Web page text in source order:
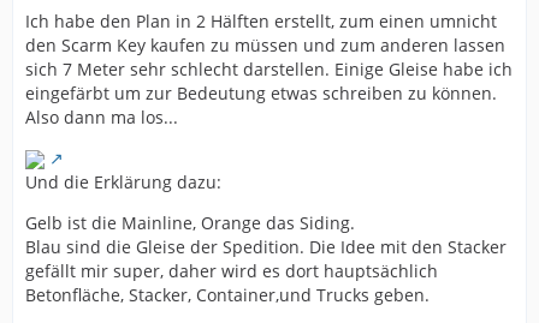
Ich habe den Plan in 2 Hälften erstellt, zum einen umnicht
den Scarm Key kaufen zu müssen und zum anderen lassen
sich 7 Meter sehr schlecht darstellen. Einige Gleise habe ich
eingefärbt um zur Bedeutung etwas schreiben zu können.
Also dann ma los...
Und die Erklärung dazu:
Gelb ist die Mainline, Orange das Siding.
Blau sind die Gleise der Spedition. Die Idee mit den Stacker
gefällt mir super, daher wird es dort hauptsächlich
Betonfläche, Stacker, Container,und Trucks geben.